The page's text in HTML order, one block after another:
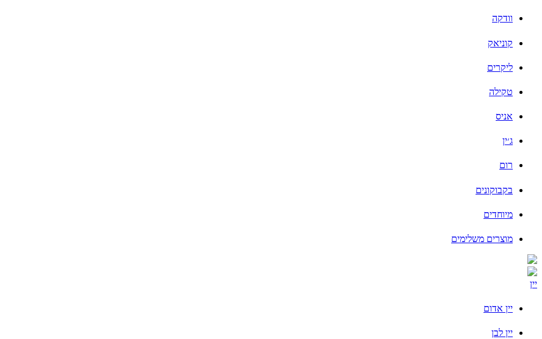
וודקה
קוניאק
ליקרים
טקילה
אניס
ג׳ין
רום
בקבוקונים
מיוחדים
מוצרים משלימים
יין
יין אדום
יין לבן